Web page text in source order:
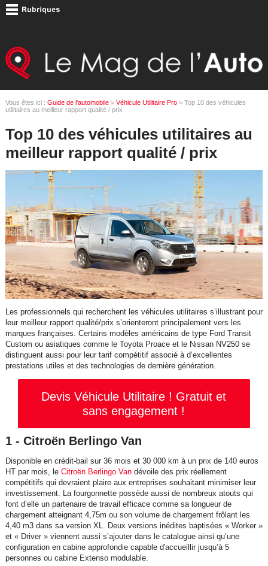
Vous êtes ici : Guide de l'automobile> Véhicule Utilitaire Pro> Top 10 des véhicules
utilitaires au meilleur rapport qualité / prix
Top 10 des véhicules utilitaires au
meilleur rapport qualité / prix
Les professionnels qui recherchent les véhicules utilitaires s’illustrant pour
leur meilleur rapport qualité/prix s’orienteront principalement vers les
marques françaises. Certains modèles américains de type Ford Transit
Custom ou asiatiques comme le Toyota Proace et le Nissan NV250 se
distinguent aussi pour leur tarif compétitif associé à d’excellentes
prestations utiles et des technologies de dernière génération.
Devis Véhicule Utilitaire ! Gratuit et
sans engagement !
1 - Citroën Berlingo Van
Disponible en crédit-bail sur 36 mois et 30 000 km à un prix de 140 euros
HT par mois, le Citroën Berlingo Vandévoile des prix réellement
compétitifs qui devraient plaire aux entreprises souhaitant minimiser leur
investissement. La fourgonnette possède aussi de nombreux atouts qui
font d’elle un partenaire de travail efficace comme sa longueur de
chargement atteignant 4,75m ou son volume de chargement frôlant les
4,40 m3 dans sa version XL. Deux versions inédites baptisées « Worker »
et « Driver » viennent aussi s’ajouter dans le catalogue ainsi qu’une
configuration en cabine approfondie capable d'accueillir jusqu’à 5
personnes ou cabine Extenso modulable.